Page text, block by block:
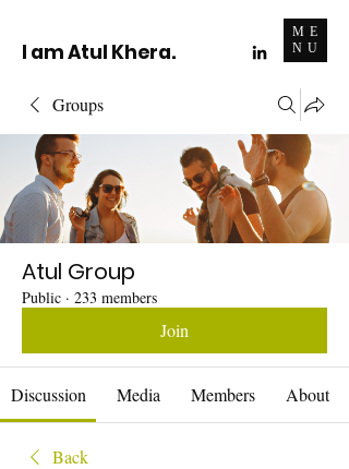
I am Atul Khera.
ME
NU
Groups
Atul Group
Public · 233 members
Join
Discussion Media Members About
Back